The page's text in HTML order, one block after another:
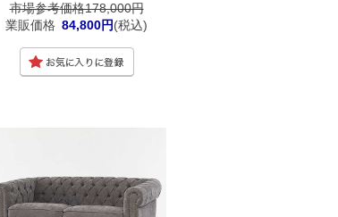
市場参考価格178,000円
業販価格 84,800円(税込)